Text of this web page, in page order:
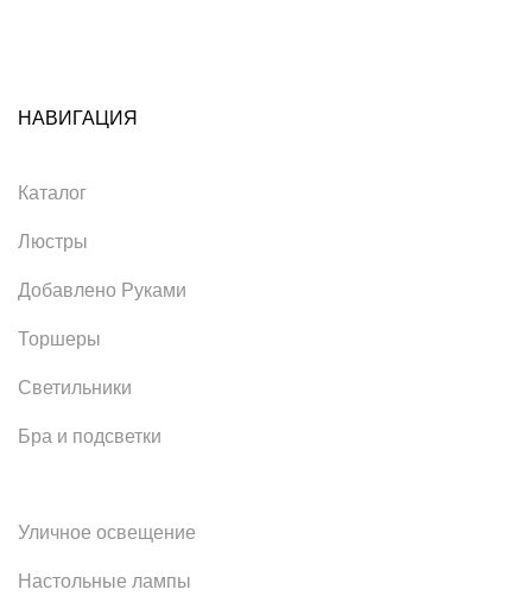
НАВИГАЦИЯ
Каталог
Люстры
Добавлено Руками
Торшеры
Светильники
Бра и подсветки
Уличное освещение
Настольные лампы